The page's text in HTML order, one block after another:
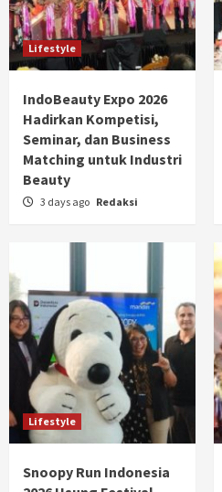
Lifestyle
IndoBeauty Expo 2026
Hadirkan Kompetisi,
Seminar, dan Business
Matching untuk Industri
Beauty
3 days ago Redaksi
Lifestyle
Snoopy Run Indonesia